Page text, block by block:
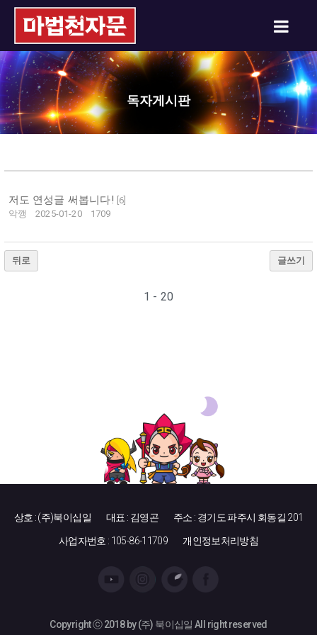
독자게시판
저도 연성글 써봅니다! 6
악깽
2025-01-20 1709
뒤로 글쓰기
1 - 20
상호 : (주)북이십일 대표 : 김영곤 주소 : 경기도 파주시 회동길 201
사업자번호 : 105-86-11709 개인정보처리방침
Copyright ⓒ 2018 by (주) 북이십일 All right reserved